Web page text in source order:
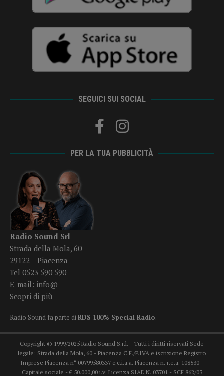
SEGUICI SUI SOCIAL
PER LA TUA PUBBLICITÀ
Radio Sound Srl
Strada della Mola, 60
29122 – Piacenza
Tel 0523 590 590
E-mail: info@
Scopri di più
Radio Sound fa parte diRDS 100% Special Radio.
Copyright © 1999/2025 Radio Sound S.r.l. - Tutti i diritti riservati Sede
legale: Strada della Mola, 60 - Piacenza C.F./P.IVA e iscrizione Registro
Imprese Piacenza n° 00799580337 c.c.i.a.a. Piacenza n. r.e.a. 108530 -
Capitale sociale - € 50.000,00 i.v. Licenza SIAE N. 03701 - SCF 862/03